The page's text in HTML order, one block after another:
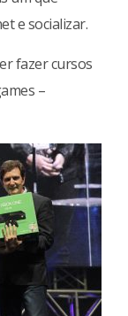
e socializar.
fazer cursos
–